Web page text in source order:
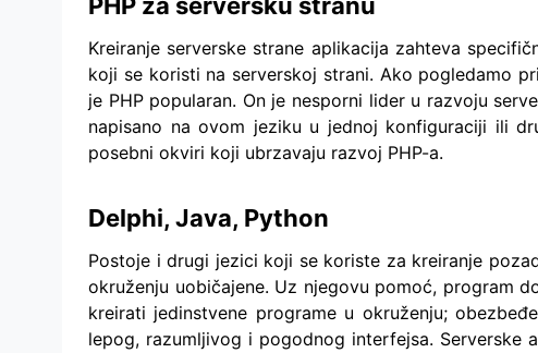
Kreiranje serverske strane aplikacija zahteva
koji se koristi na serverskoj strani. Ako pogledamo
je PHP popularan. On je nesporni lider u razvoju
napisano na ovom jeziku u jednoj konfiguraciji ili
posebni okviri koji ubrzavaju razvoj PHP-a.
Delphi, Java, Python
Postoje i drugi jezici koji se koriste za kreiranje
okruženju uobičajene. Uz njegovu pomoć, program
kreirati jedinstvene programe u okruženju;
lepog, razumljivog i pogodnog interfejsa. Serverske